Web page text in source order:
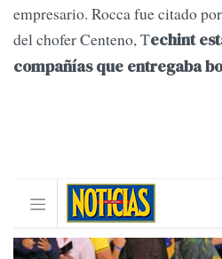
empresario. Rocca fue citado
del chofer Centeno, Techint
compañías que entregaba